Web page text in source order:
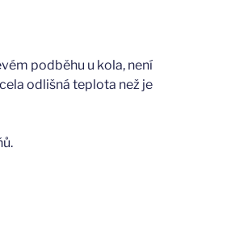
podběhu u kola, není
odlišná teplota než je